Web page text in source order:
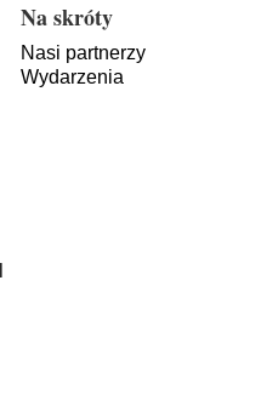
Na skróty
Nasi partnerzy
Wydarzenia